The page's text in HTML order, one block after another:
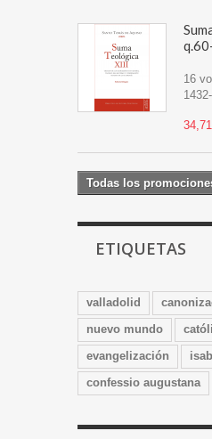
16
Todas los
ETIQUETAS
valladolid
nuevo mundo
evangelización
confessio augustana